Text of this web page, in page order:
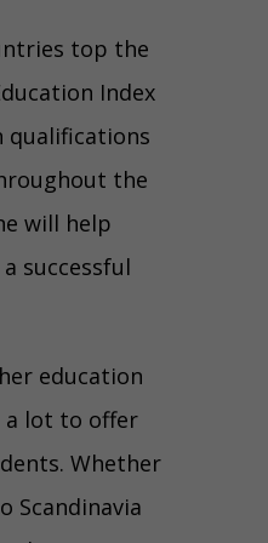
top the
Index
qualifications
the
will help
successful
education
a lot to offer
Whether
Scandinavia